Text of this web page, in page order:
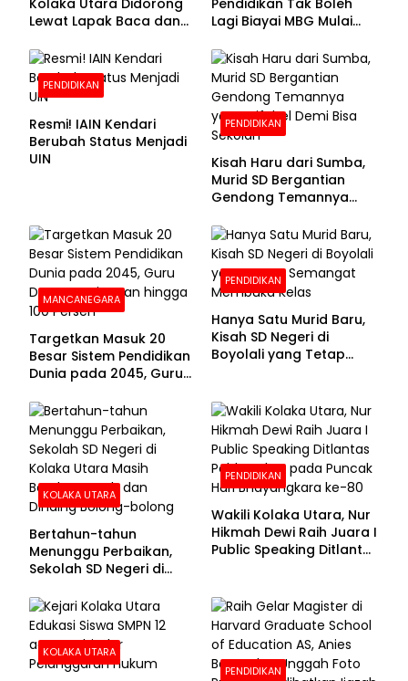
Kolaka Utara Didorong
Lewat Lapak Baca dan
Pendidikan Tak Boleh
Lagi Biayai MBG Mulai
PENDIDIKAN
Resmi! IAIN Kendari
Berubah Status Menjadi
UIN
PENDIDIKAN
Kisah Haru dari Sumba,
Murid SD Bergantian
Gendong Temannya
Sekolah
MANCANEGARA
Targetkan Masuk 20
Besar Sistem Pendidikan
Dunia pada 2045, Guru
100 Persen
PENDIDIKAN
Hanya Satu Murid Baru,
Kisah SD Negeri di
Boyolali yang Tetap
KOLAKA UTARA
Bertahun-tahun
Menunggu Perbaikan,
Sekolah SD Negeri di
Beralas Tanah dan
Dinding Bolong-bolong
PENDIDIKAN
Wakili Kolaka Utara, Nur
Hikmah Dewi Raih Juara I
Public Speaking Ditlantas
Bhayangkara ke-80
KOLAKA UTARA
PENDIDIKAN